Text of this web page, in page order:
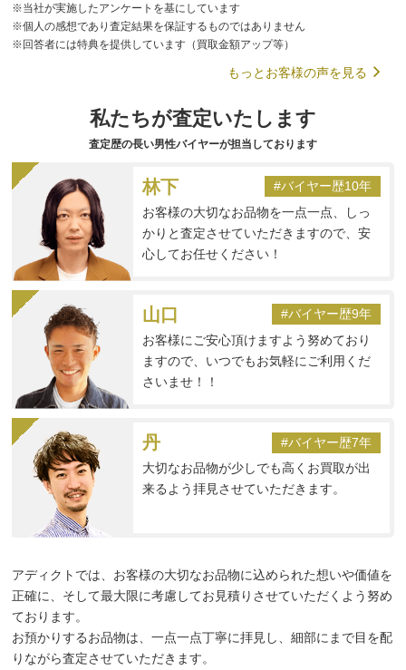
※当社が実施したアンケートを基にしています
※個人の感想であり査定結果を保証するものではありません
※回答者には特典を提供しています（買取金額アップ等）
もっとお客様の声を見る
私たちが査定いたします
査定歴の長い男性バイヤーが担当しております
林下
#バイヤー歴10年
お客様の大切なお品物を一点一点、しっ
かりと査定させていただきますので、安
心してお任せください！
山口
#バイヤー歴9年
お客様にご安心頂けますよう努めており
ますので、いつでもお気軽にご利用くだ
さいませ！！
丹
#バイヤー歴7年
大切なお品物が少しでも高くお買取が出
来るよう拝見させていただきます。
アディクトでは、お客様の大切なお品物に込められた想いや価値を
正確に、そして最大限に考慮してお見積りさせていただくよう努め
ております。
お預かりするお品物は、一点一点丁寧に拝見し、細部にまで目を配
りながら査定させていただきます。